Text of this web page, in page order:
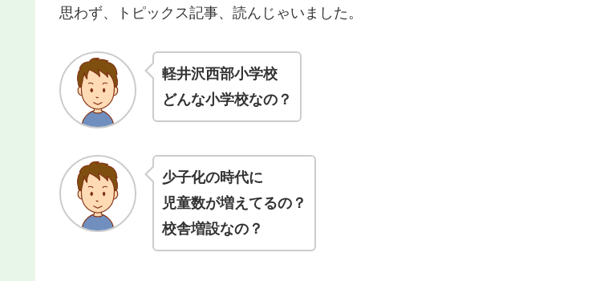
思わず、トピックス記事、読んじゃいました。
軽井沢西部小学校
どんな小学校なの？
少子化の時代に
児童数が増えてるの？
校舎増設なの？